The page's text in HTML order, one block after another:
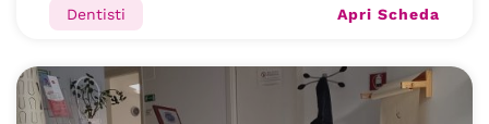
Dentisti Apri Scheda